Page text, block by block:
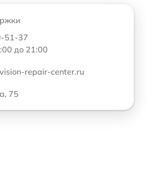
51-37
до 21:00
repair-center.ru
75